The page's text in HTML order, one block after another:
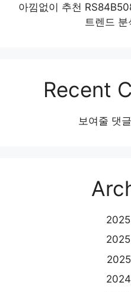
아낌없이 추천
트렌드
Recent
보여줄 댓